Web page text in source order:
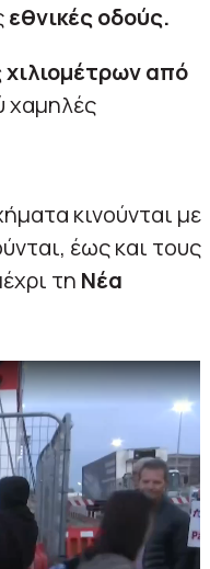
εθνικές οδούς.
χιλιομέτρων από
χαμηλές
κινούνται με
έως και τους
τη Νέα